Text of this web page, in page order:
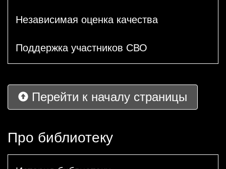
Независимая оценка качества
Поддержка участников СВО
Перейти к началу страницы
Про библиотеку